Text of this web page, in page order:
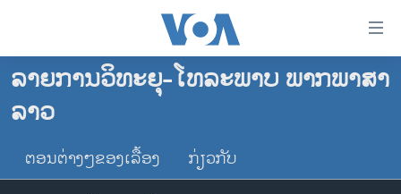
ເຂົ້າ
ຫາ
ຂ້າມ
ໂຮມເພຈ
ລາວ
ອາເມຣິກາ
ລາຍການວິທະຍຸ-ໂທລະພາບ ພາກພາສາ
ລາວ
ຕອນຕ່າງໆຂອງເລື້ອງ ກ່ຽວກັບ